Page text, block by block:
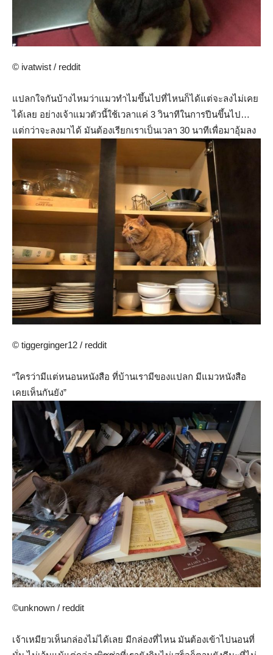
© ivatwist / reddit
แปลกใจกันบ้างไหมว่าแมวทำไมขึ้นไปที่ไหนก็ได้แต่จะลงไม่เคย
ได้เลย อย่างเจ้าแมวตัวนี้ใช้เวลาแค่ 3 วินาทีในการปีนขึ้นไป…
แต่กว่าจะลงมาได้ มันต้องเรียกเราเป็นเวลา 30 นาทีเพื่อมาอุ้มลง
© tiggerginger12 / reddit
“ใครว่ามีแต่หนอนหนังสือ ที่บ้านเรามีของแปลก มีแมวหนังสือ
เคยเห็นกันยัง”
©unknown / reddit
เจ้าเหมียวเห็นกล่องไม่ได้เลย มีกล่องที่ไหน มันต้องเข้าไปนอนที่